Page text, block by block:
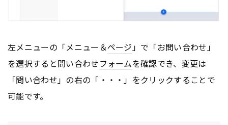
左メニューの「メニュー＆ページ 」で「お問い合わせ」
を選択すると問い合わせフォームを確認でき、変更は
「問い合わせ」の右の「・・・」をクリックすることで
可能です。